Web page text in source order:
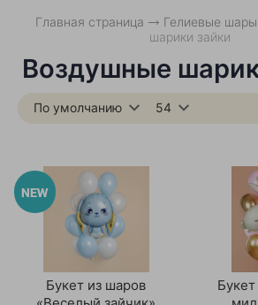
Главная страница Гелиевые шары
шарики зайки
Воздушные
По умолчанию 54
Букет из шаров